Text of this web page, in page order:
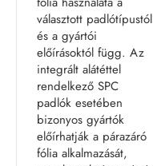
választott padlótípustól
és a gyártói
előírásoktól függ. Az
integrált alátéttel
rendelkező SPC
padlók esetében
bizonyos gyártók
előírhatják a párazáró
fólia alkalmazását,